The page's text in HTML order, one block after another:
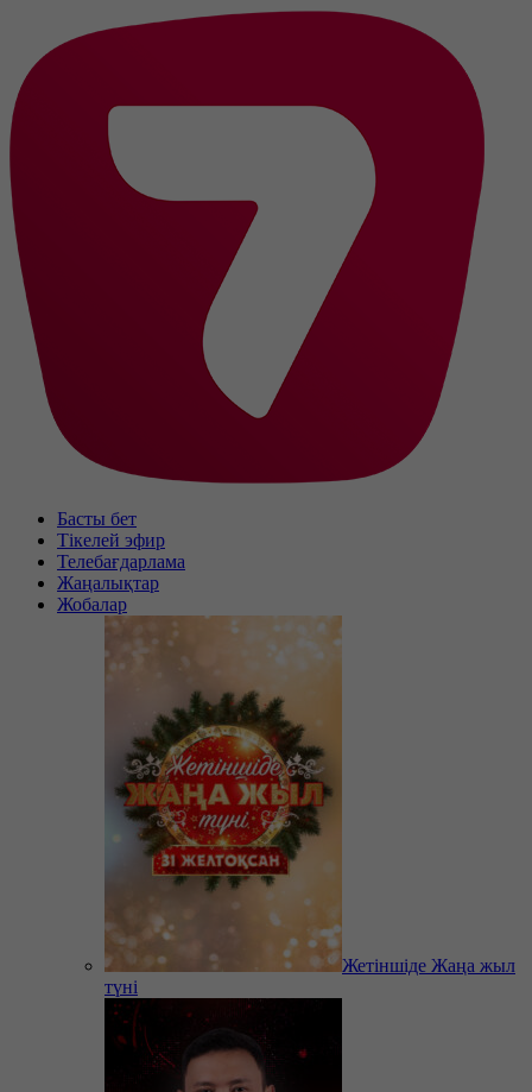
Басты бет
Тікелей эфир
Телебағдарлама
Жаңалықтар
Жобалар
Жетіншіде Жаңа жыл
түні